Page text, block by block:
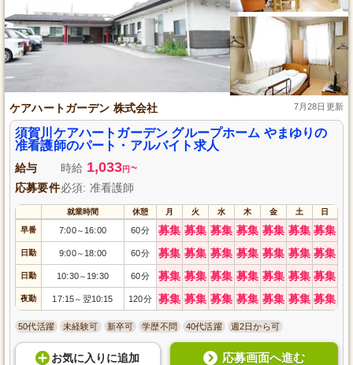
ケアハートガーデン 株式会社 7月28日更新
須賀川ケアハートガーデン グループホーム やまゆりの
准看護師のパート・アルバイト求人
給与 時給 1,033円 ~
応募要件必須: 准看護師
就業時間 休憩 月 火 水 木 金 土 日
早番 7:00～ 16:00 60分 募集 募集 募集 募集 募集 募集 募集
日勤 9:00～ 18:00 60分 募集 募集 募集 募集 募集 募集 募集
日勤 10:30～ 19:30 60分 募集 募集 募集 募集 募集 募集 募集
夜勤 17:15～ 翌10:15 120分 募集 募集 募集 募集 募集 募集 募集
50代活躍 未経験可 新卒可 学歴不問 40代活躍 週2日から可
お気に入り に追加 応募画面へ進む